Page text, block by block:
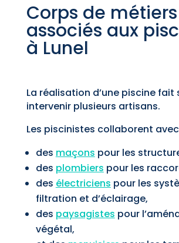
Corps de métiers
associés aux
à Lunel
La réalisation d’une piscine fait
intervenir plusieurs artisans.
Les piscinistes collaborent avec
des maçons pour les
des plombiers pour les
des électriciens pour les
filtration et d’éclairage,
des paysagistes pour
végétal,